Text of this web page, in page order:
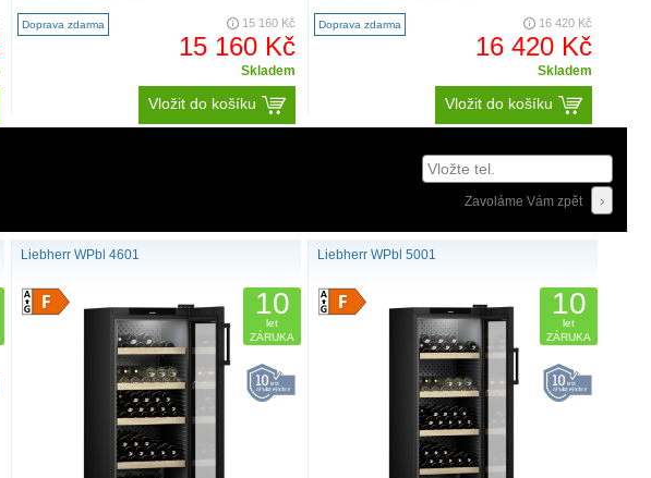
Doprava zdarma 15 160 Kč
15 160 Kč
Skladem
Vložit do košíku
Doprava zdarma 16 420 Kč
16 420 Kč
Skladem
Vložit do košíku
Zavoláme Vám zpět
Liebherr WPbl 4601
10
let
ZÁRUKA
Liebherr WPbl 5001
10
let
ZÁRUKA